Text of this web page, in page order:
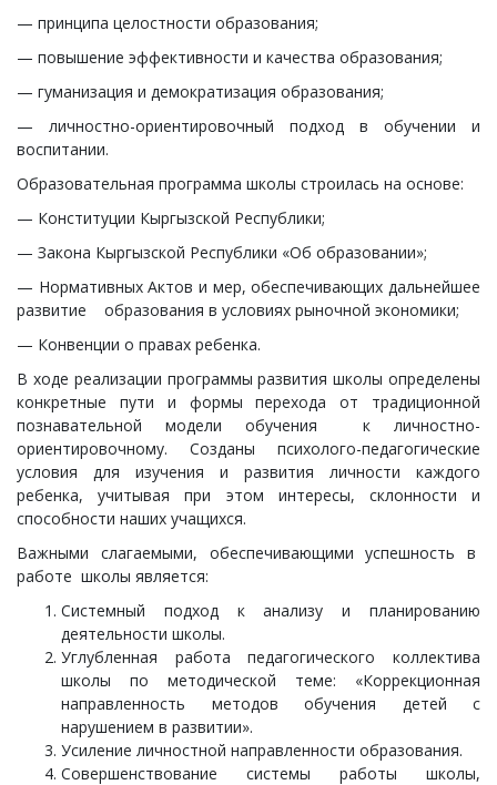
— принципа целостности образования;
— повышение эффективности и качества образования;
— гуманизация и демократизация образования;
— личностно-ориентировочный подход в обучении и
воспитании.
Образовательная программа школы строилась на основе:
— Конституции Кыргызской Республики;
— Закона Кыргызской Республики «Об образовании»;
— Нормативных Актов и мер, обеспечивающих дальнейшее
развитие образования в условиях рыночной экономики;
— Конвенции о правах ребенка.
В ходе реализации программы развития школы определены
конкретные пути и формы перехода от традиционной
познавательной модели обучения к личностно-
ориентировочному. Созданы психолого-педагогические
условия для изучения и развития личности каждого
ребенка, учитывая при этом интересы, склонности и
способности наших учащихся.
Важными слагаемыми, обеспечивающими успешность в
работе школы является:
Системный подход к анализу и планированию
деятельности школы.
Углубленная работа педагогического коллектива
школы по методической теме: «Коррекционная
направленность методов обучения детей с
нарушением в развитии».
Усиление личностной направленности образования.
Совершенствование системы работы школы,